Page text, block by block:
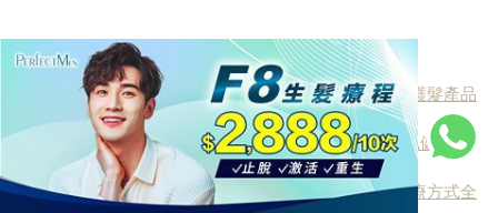
延伸閱讀
健髮最全攻略：了解4大頭皮與毛囊的亞健康問題+護髮產品
生髮梳有用嗎？每天梳10分鐘＝髮量爆增？8款人氣健髮梳
實測對比生髮效果！生髮梳＋療程這樣配搭效果翻倍！
正常髮際線測試：髮線後退背後的3大原因+專業治療方式全